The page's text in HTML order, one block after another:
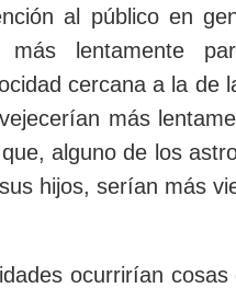
al público en
más lentamente
cercana a la de
más
alguno de los
hijos, serían más
ocurrirían